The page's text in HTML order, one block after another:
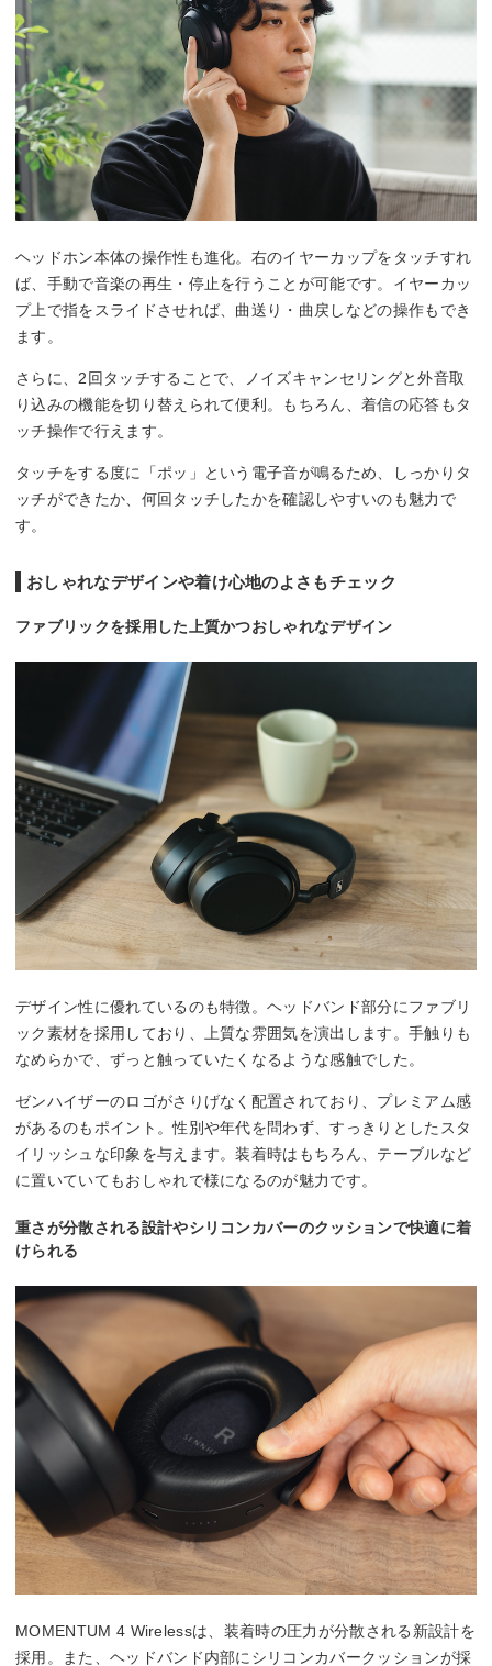
ヘッドホン本体の操作性も進化。右のイヤーカップをタッチすれ
ば、手動で音楽の再生・停止を行うことが可能です。イヤーカッ
プ上で指をスライドさせれば、曲送り・曲戻しなどの操作もでき
ます。
さらに、2回タッチすることで、ノイズキャンセリングと外音取
り込みの機能を切り替えられて便利。もちろん、着信の応答もタ
ッチ操作で行えます。
タッチをする度に「ポッ」という電子音が鳴るため、しっかりタ
ッチができたか、何回タッチしたかを確認しやすいのも魅力で
す。
おしゃれなデザインや着け心地のよさもチェック
ファブリックを採用した上質かつおしゃれなデザイン
デザイン性に優れているのも特徴。ヘッドバンド部分にファブリ
ック素材を採用しており、上質な雰囲気を演出します。手触りも
なめらかで、ずっと触っていたくなるような感触でした。
ゼンハイザーのロゴがさりげなく配置されており、プレミアム感
があるのもポイント。性別や年代を問わず、すっきりとしたスタ
イリッシュな印象を与えます。装着時はもちろん、テーブルなど
に置いていてもおしゃれで様になるのが魅力です。
重さが分散される設計やシリコンカバーのクッションで快適に着
けられる
MOMENTUM 4 Wirelessは、装着時の圧力が分散される新設計を
採用。また、ヘッドバンド内部にシリコンカバークッションが採